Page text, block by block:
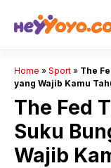
Home » Sport » The
yang Wajib Kamu
The Fed
Suku
Wajib